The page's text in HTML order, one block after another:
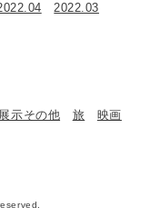
2022.03
展示その他 旅
映画